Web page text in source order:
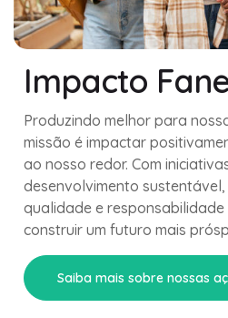
Impacto
Produzindo melhor para
missão é impactar
ao nosso redor. Com
desenvolvimento
qualidade e responsabilidade
construir um futuro mais
Saiba mais sobre nossas